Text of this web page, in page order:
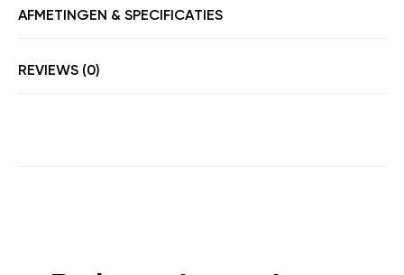
AFMETINGEN & SPECIFICATIES
REVIEWS (0)